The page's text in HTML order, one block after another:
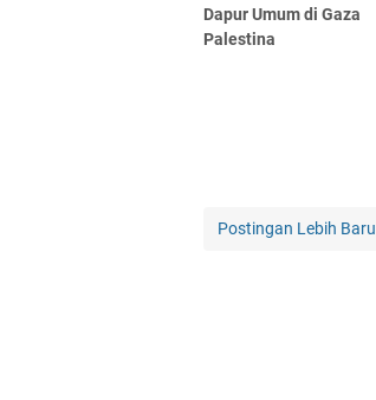
Dapur Umum di Gaza
Palestina
Postingan Lebih Baru